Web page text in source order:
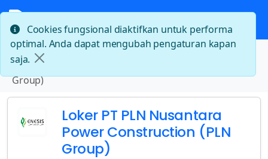
Beranda
Loker PT PLN Nusantara Power Construction (PLN
Group)
Loker PT PLN Nusantara
Power Construction (PLN
Group)
Cookies fungsional diaktifkan untuk performa
optimal. Anda dapat mengubah pengaturan kapan
saja.